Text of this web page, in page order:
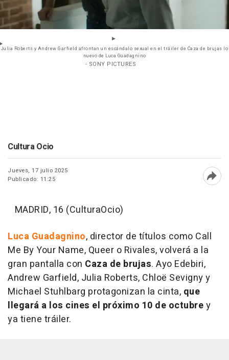
Julia Roberts y Andrew Garfield afrontan un escándalo sexual en el tráiler de Caza de brujas lo
nuevo de Luca Guadagnino
- SONY PICTURES
Cultura Ocio
Jueves, 17 julio 2025
Publicado: 11:25
MADRID, 16 (CulturaOcio)
Luca Guadagnino, director de títulos como Call
Me By Your Name, Queer o Rivales, volverá a la
gran pantalla con Caza de brujas. Ayo Edebiri,
Andrew Garfield, Julia Roberts, Chloë Sevigny y
Michael Stuhlbarg protagonizan la cinta, que
llegará a los cines el próximo 10 de octubrey
ya tiene tráiler.